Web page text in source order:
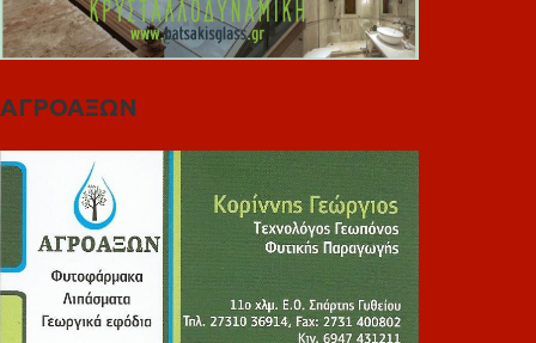
ΑΓΡΟΑΞΩΝ